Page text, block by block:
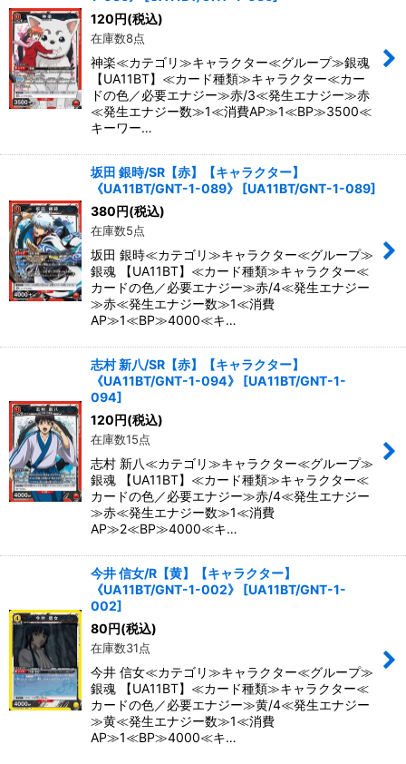
120円(税込)
在庫数8点
神楽≪カテゴリ≫キャラクター≪グループ≫銀魂
【UA11BT】≪カード種類≫キャラクター≪カー
ドの色／必要エナジー≫赤/3≪発生エナジー≫赤
≪発生エナジー数≫1≪消費AP≫1≪BP≫3500≪
キーワー…
坂田 銀時/SR【赤】【キャラクター】
《UA11BT/GNT-1-089》
[UA11BT/GNT-1-089]
380円(税込)
在庫数5点
坂田 銀時≪カテゴリ≫キャラクター≪グループ≫
銀魂 【UA11BT】≪カード種類≫キャラクター≪
カードの色／必要エナジー≫赤/4≪発生エナジー
≫赤≪発生エナジー数≫1≪消費
AP≫1≪BP≫4000≪キ…
志村 新八/SR【赤】【キャラクター】
《UA11BT/GNT-1-094》
[UA11BT/GNT-1-
094]
120円(税込)
在庫数15点
志村 新八≪カテゴリ≫キャラクター≪グループ≫
銀魂 【UA11BT】≪カード種類≫キャラクター≪
カードの色／必要エナジー≫赤/4≪発生エナジー
≫赤≪発生エナジー数≫1≪消費
AP≫2≪BP≫4000≪キ…
今井 信女/R【黄】【キャラクター】
《UA11BT/GNT-1-002》
[UA11BT/GNT-1-
002]
80円(税込)
在庫数31点
今井 信女≪カテゴリ≫キャラクター≪グループ≫
銀魂 【UA11BT】≪カード種類≫キャラクター≪
カードの色／必要エナジー≫黄/4≪発生エナジー
≫黄≪発生エナジー数≫1≪消費
AP≫1≪BP≫4000≪キ…